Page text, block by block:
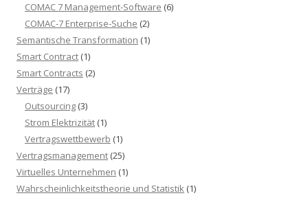
COMAC 7 Management-Software (6)
COMAC-7 Enterprise-Suche (2)
Semantische Transformation (1)
Smart Contract (1)
Smart Contracts (2)
Verträge (17)
Outsourcing (3)
Strom Elektrizität (1)
Vertragswettbewerb (1)
Vertragsmanagement (25)
Virtuelles Unternehmen (1)
Wahrscheinlichkeitstheorie und Statistik (1)